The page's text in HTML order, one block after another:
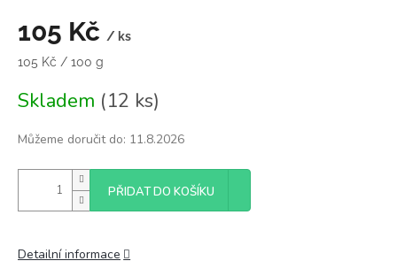
105 Kč / ks
Měrná
105 Kč / 100 g
Skladem (12 ks)
Můžeme doručit do: 11.8.2026
PŘIDAT DO KOŠÍKU
Detailní informace